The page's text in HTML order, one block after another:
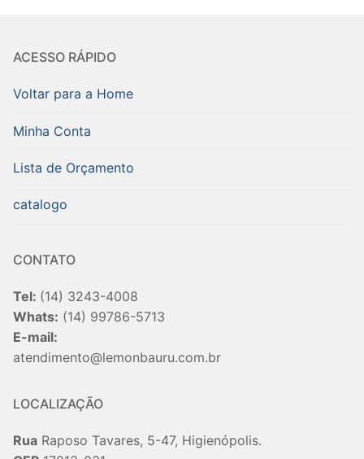
ACESSO RÁPIDO
Voltar para a Home
Minha Conta
Lista de Orçamento
catalogo
CONTATO
Tel: (14) 3243-4008
Whats: (14) 99786-5713
E-mail:
atendimento@lemonbauru.com.br
LOCALIZAÇÃO
Rua Raposo Tavares, 5-47, Higienópolis.